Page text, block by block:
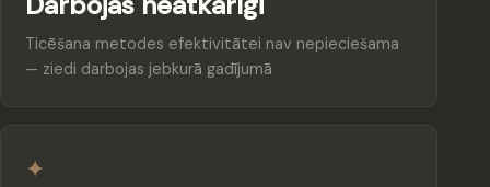
Ticēšana metodes efektivitātei nav nepieciešama
— ziedi darbojas jebkurā gadījumā
✦